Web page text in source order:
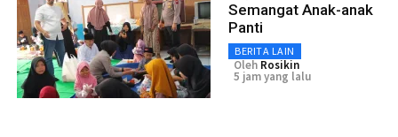
Semangat Anak-anak
Panti
BERITA LAIN
Oleh Rosikin
5 jam yang lalu